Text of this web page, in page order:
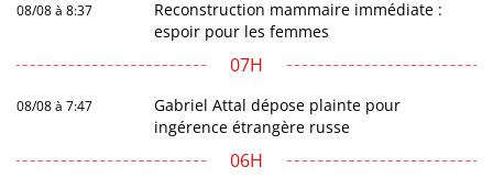
08/08 à 8:37
Reconstruction mammaire immédiate :
espoir pour les femmes
07H
08/08 à 7:47
Gabriel Attal dépose plainte pour
ingérence étrangère russe
06H